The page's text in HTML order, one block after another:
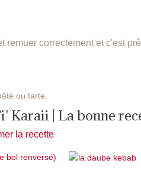
remuer correctement et c'est
ou tarte.
Karaii | La bonne
la recette
bol renversé)